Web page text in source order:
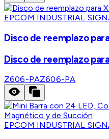
EPCOM INDUSTRIAL
Disco de reemplazo
Disco de reemplazo
Z606-PAZ606-PA
EPCOM INDUSTRIAL